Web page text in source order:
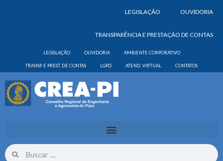
LEGISLAÇÃO OUVIDORIA
TRANSPARÊNCIA E PRESTAÇÃO DE CONTAS
LEGISLAÇÃO OUVIDORIA AMBIENTE CORPORATIVO
TRANSP. E PREST. DE CONTAS LGPD ATEND. VIRTUAL CONTATOS